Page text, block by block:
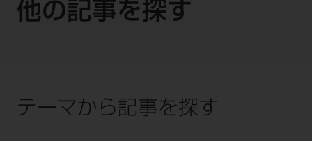
他の記事を探す
テーマから記事を探す